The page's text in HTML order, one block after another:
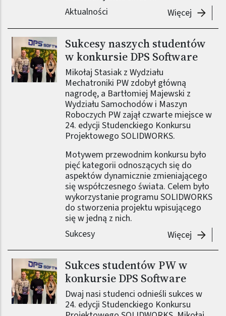
Aktualności
Więcej
Obraz (old)
Sukcesy naszych studentów
w konkursie DPS Software
Mikołaj Stasiak z Wydziału
Mechatroniki PW zdobył główną
nagrodę, a Bartłomiej Majewski z
Wydziału Samochodów i Maszyn
Roboczych PW zajął czwarte miejsce w
24. edycji Studenckiego Konkursu
Projektowego SOLIDWORKS.
Motywem przewodnim konkursu było
pięć kategorii odnoszących się do
aspektów dynamicznie zmieniającego
się współczesnego świata. Celem było
wykorzystanie programu SOLIDWORKS
do stworzenia projektu wpisującego
się w jedną z nich.
Sukcesy
Więcej
Obraz (old)
Sukces studentów PW w
konkursie DPS Software
Dwaj nasi studenci odnieśli sukces w
24. edycji Studenckiego Konkursu